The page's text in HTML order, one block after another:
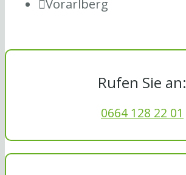
Vorarlberg
Rufen Sie an:
0664 128 22 01